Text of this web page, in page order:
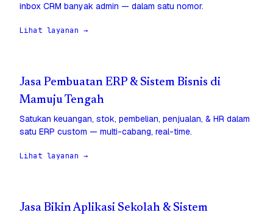
inbox CRM banyak admin — dalam satu nomor.
Lihat layanan →
Jasa Pembuatan ERP & Sistem Bisnis di
Mamuju Tengah
Satukan keuangan, stok, pembelian, penjualan, & HR dalam
satu ERP custom — multi-cabang, real-time.
Lihat layanan →
Jasa Bikin Aplikasi Sekolah & Sistem